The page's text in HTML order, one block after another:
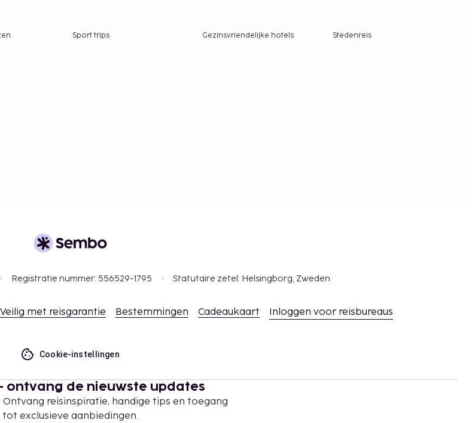
Sport trips Gezinsvriendelijke hotels
Stedenreis
Registratie nummer: 556529-1795 Statutaire zetel: Helsingborg, Zweden
Veilig met reisgarantie Bestemmingen Cadeaukaart Inloggen voor reisbureaus
Cookie-instellingen
ontvang de nieuwste updates
reisinspiratie, handige tips en toegang
tot exclusieve aanbiedingen.